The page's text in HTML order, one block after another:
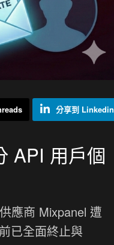
分享到 Linkedin
API 用戶個
應商 Mixpanel 遭
已全面終止與